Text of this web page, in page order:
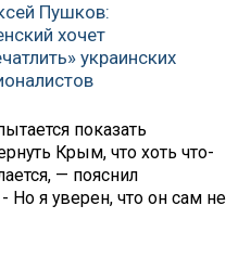
Пушков:
хочет
украинских
показать
Крым, что хоть что-
— пояснил
Но я уверен, что он сам не